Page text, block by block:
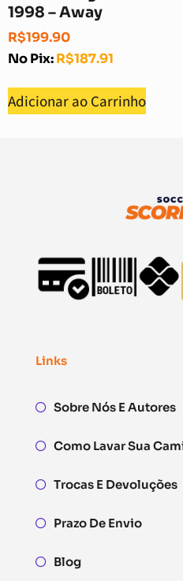
1998 – Away
R$199.90
No Pix:R$187.91
Adicionar ao Carrinho
Links
Sobre Nós E Autores
Como Lavar Sua
Trocas E Devoluções
Prazo De Envio
Blog